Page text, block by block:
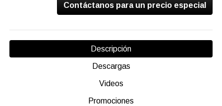
Contáctanos para un precio especial
Descripción
Descargas
Videos
Promociones